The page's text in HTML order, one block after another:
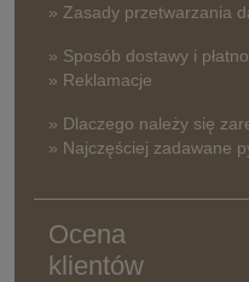
» Zasady przetwarzania
» Sposób dostawy i
» Reklamacje
» Dlaczego należy się
» Najczęściej zadawane
Ocena
klientów